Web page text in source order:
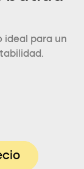
ideal para un